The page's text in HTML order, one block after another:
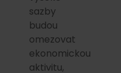
sazby
budou
omezovat
ekonomickou
aktivitu,